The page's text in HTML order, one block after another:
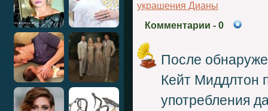
украшения Дианы
Комментарии - 0
После
Кейт Миддлтон
употребления